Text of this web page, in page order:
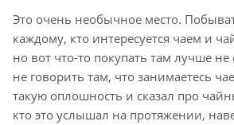
Это очень необычное место.
каждому, кто интересуется чаем и
но вот что-то покупать там лучше не
не говорить там, что занимаетесь
такую оплошность и сказал про
кто это услышал на протяжении,